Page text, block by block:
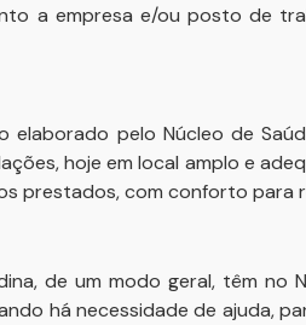
a empresa e/ou posto de
pelo Núcleo de
hoje em local amplo e
prestados, com conforto para
de um modo geral, têm no
há necessidade de ajuda,